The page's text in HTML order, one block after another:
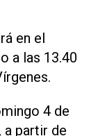
en el
a las 13.40
4 de
partir de